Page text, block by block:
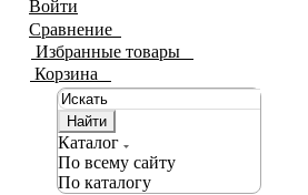
Войти
Сравнение
Избранные товары
Корзина
Найти
Каталог
По всему сайту
По каталогу